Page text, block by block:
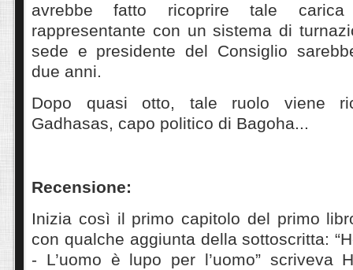
avrebbe fatto ricoprire tale
rappresentante con un sistema di
sede e presidente del Consiglio
due anni.
Dopo quasi otto, tale ruolo viene
Gadhasas, capo politico di Bagoha...
Recensione:
Inizia così il primo capitolo del primo
con qualche aggiunta della sottoscritta:
- L’uomo è lupo per l’uomo” scriveva